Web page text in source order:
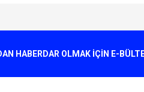
görüntülenemiyor.
HABERDAR OLMAK İÇİN E-